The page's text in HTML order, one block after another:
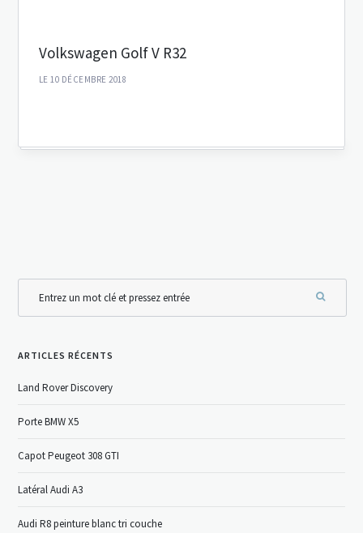
Volkswagen Golf V R32
LE 10 DÉCEMBRE 2018
ARTICLES RÉCENTS
Land Rover Discovery
Porte BMW X5
Capot Peugeot 308 GTI
Latéral Audi A3
Audi R8 peinture blanc tri couche